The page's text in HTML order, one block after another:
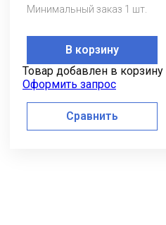
Минимальный заказ 1 шт.
В корзину
Товар добавлен в корзину
Оформить запрос
Сравнить